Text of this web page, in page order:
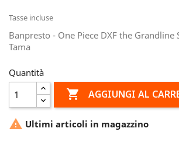
Tasse incluse
Banpresto - One Piece DXF the Grandline
Tama
Quantità
 AGGIUNGI AL
 Ultimi articoli in magazzino